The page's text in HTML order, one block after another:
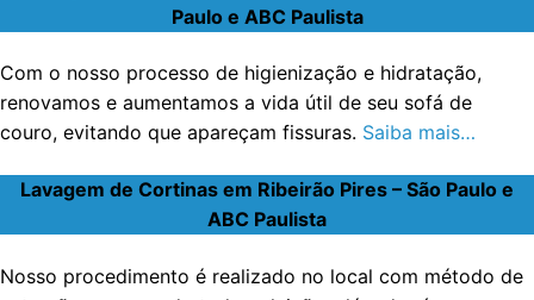
Paulo e ABC Paulista
Com o nosso processo de higienização e hidratação,
renovamos e aumentamos a vida útil de seu sofá de
couro, evitando que apareçam fissuras. Saiba mais…
Lavagem de Cortinas em Ribeirão Pires – São Paulo e
ABC Paulista
Nosso procedimento é realizado no local com método de